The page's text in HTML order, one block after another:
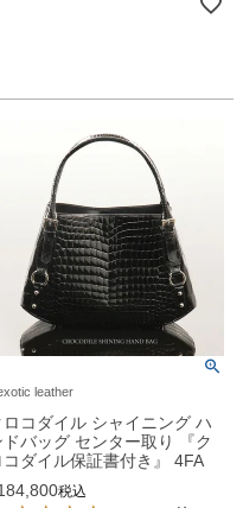
leather
ロコダイル シャイニング ハ
ドバッグ センター取り 『ク
コダイル保証書付き』 4FA
税込